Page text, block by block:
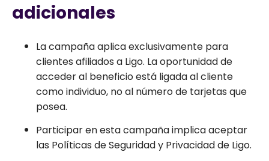
adicionales
La campaña aplica exclusivamente para
clientes afiliados a Ligo. La oportunidad de
acceder al beneficio está ligada al cliente
como individuo, no al número de tarjetas que
posea.
Participar en esta campaña implica aceptar
las Políticas de Seguridad y Privacidad de Ligo.